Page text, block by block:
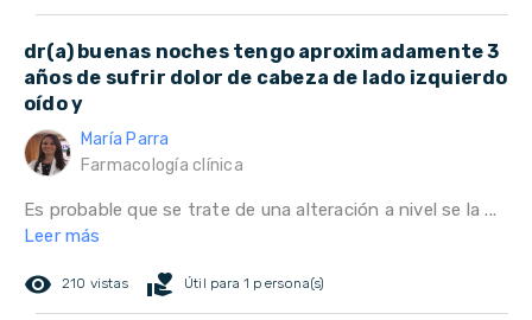
dr(a) buenas noches tengo aproximadamente 3
años de sufrir dolor de cabeza de lado izquierdo
oído y
María Parra
Farmacología clínica
Es probable que se trate de una alteración a nivel se la ...
Leer más
remove_red_eye 210 vistas volunteer_activism Útil para 1 persona(s)